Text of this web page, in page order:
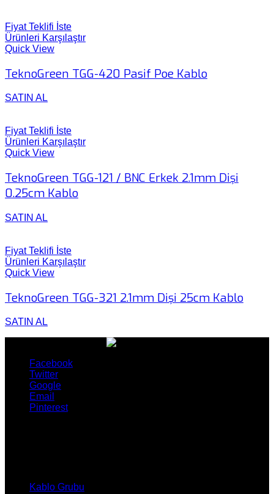
Fiyat Teklifi İste
Ürünleri Karşılaştır
Quick View
TeknoGreen TGG-420 Pasif Poe Kablo
SATIN AL
Fiyat Teklifi İste
Ürünleri Karşılaştır
Quick View
TeknoGreen TGG-121 / BNC Erkek 2.1mm Dişi
0.25cm Kablo
SATIN AL
Fiyat Teklifi İste
Ürünleri Karşılaştır
Quick View
TeknoGreen TGG-321 2.1mm Dişi 25cm Kablo
SATIN AL
Facebook
Twitter
Google
Email
Pinterest
Kablo Grubu